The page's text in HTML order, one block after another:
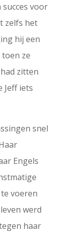
voor
zelfs het
hij een
ze
zitten
Jeff iets
snel
Engels
voeren
werd
haar